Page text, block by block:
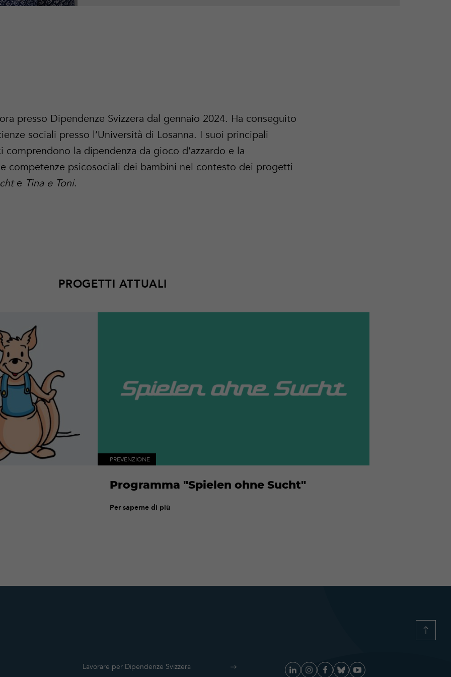
presso Dipendenze Svizzera dal gennaio 2024. Ha conseguito
sociali presso l’Università di Losanna. I suoi principali
comprendono la dipendenza da gioco d’azzardo e la
competenze psicosociali dei bambini nel contesto dei progetti
e Tina e Toni.
PROGETTI ATTUALI
PREVENZIONE
Programma "Spielen ohne Sucht"
Per saperne di più
Lavorare per Dipendenze Svizzera